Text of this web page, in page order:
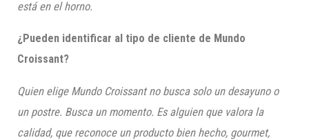
está en el horno.
¿Pueden identificar al tipo de cliente de Mundo
Croissant?
Quien elige Mundo Croissant no busca solo un desayuno o
un postre. Busca un momento. Es alguien que valora la
calidad, que reconoce un producto bien hecho, gourmet,